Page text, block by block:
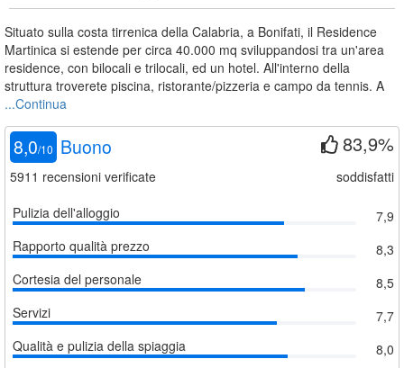
Situato sulla costa tirrenica della Calabria, a Bonifati, il Residence
Martinica si estende per circa 40.000 mq sviluppandosi tra un'area
residence, con bilocali e trilocali, ed un hotel. All'interno della
struttura troverete piscina, ristorante/pizzeria e campo da tennis. A
...Continua
8,0/10 Buono
5911 recensioni verificate
83,9%
soddisfatti
Pulizia dell'alloggio
7,9
Rapporto qualità prezzo
8,3
Cortesia del personale
8,5
Servizi
7,7
Qualità e pulizia della spiaggia
8,0